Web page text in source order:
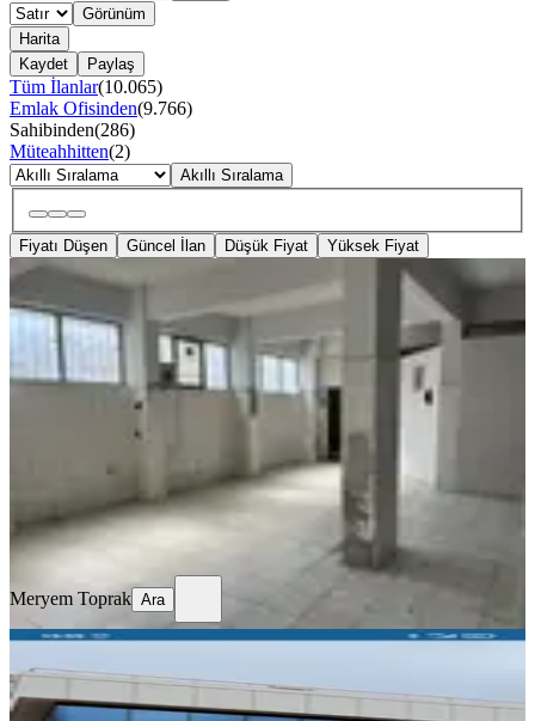
Görünüm
Harita
Kaydet
Paylaş
Tüm İlanlar(10.065)
Emlak Ofisinden(9.766)
Sahibinden(286)
Müteahhitten(2)
Akıllı Sıralama
Fiyatı Düşen Güncel İlan Düşük Fiyat Yüksek Fiyat
YENİ
Ataşehir Esatpaşa Mahallesinde Ferah
Dükkan
İstanbul, Ataşehir
2 Oda
06.08.2026
Meryem Toprak
Ara
Meryem Toprak Ara
YENİ
Ankara, Yenimahalle